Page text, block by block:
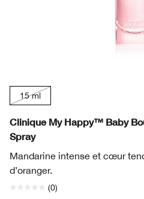
15 ml
Clinique My Happy™ Baby
Spray
Mandarine intense et cœur
d’oranger.
(0)